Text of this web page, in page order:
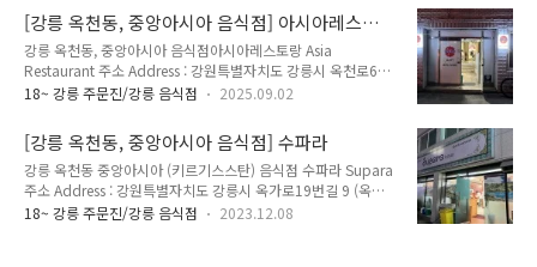
10:00~22:00, 이름은 카페이지만 중앙아시아 음식을 파는 곳.
매장 간판에 그려진 국기는 키르기스스탄이다. 매장에 화덕이 있
고 다른 중앙아시아 음식점 보다 고기파이(삼사) 종류가 더 많았
다. 네이버 지도에서 보기https://naver.me/FeXbYISY 네이버
지도카페도스투크map.naver.com 카카오 지도에서 보기
[강릉 옥천동, 중앙아시아 음식점] 아시아레스토
랑
강릉 옥천동, 중앙아시아 음식점아시아레스토랑 Asia
Restaurant 주소 Address : 강원특별자치도 강릉시 옥천로65
번길 10 (옥천동 275-15)10 Okcheon-ro 65beon-gil,
Prices :카잔 케밥 Kazan Kebab 11,000원양고기 케밥 Qoy
Shaslik 6,000원삼사 Somsa 3,500원빵 Non 2,000원슈르파
Shorva 9,000원필라프 볶음밥 Osh Pilaf 10,000원 옥천동 중
앙아시아인들이 많이 사는 골목에 있는 음식점. 사람마다 취향은
다 다르지만, 개인적으로 삼사(고기만두)는 여기가 가장 맛있다.
18~ 강릉 주문진/강릉 음식점 2025.09.02
[강릉 옥천동, 중앙아시아 음식점] 수파라
강릉 옥천동 중앙아시아 (키르기스스탄) 음식점 수파라 Supara
주소 Address : 강원특별자치도 강릉시 옥가로19번길 9 (옥천
동 147-10) 9 Okga-ro 19beon-gil, Gangneung-si,
18~ 강릉 주문진/강릉 음식점 2023.12.08